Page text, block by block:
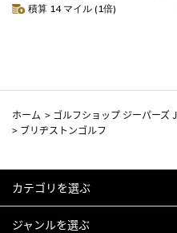
積算 14 マイル (1倍)
ホーム > ゴルフショップ ジーパーズ
> ブリヂストンゴルフ
カテゴリを選ぶ
ジャンルを選ぶ